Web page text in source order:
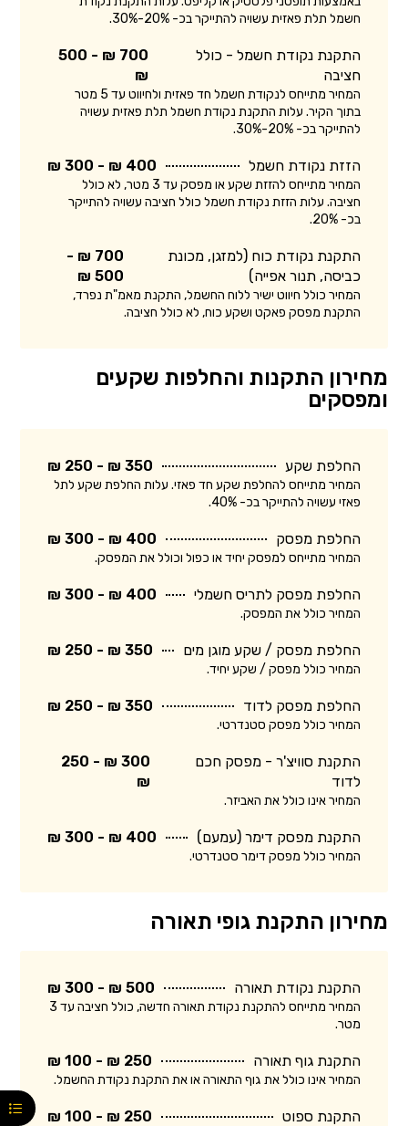
חשמל תלת פאזית עשויה להתייקר בכ- 20%-30%.
התקנת נקודת חשמל - כולל
חציבה
700 ₪ - 500
₪
המחיר מתייחס לנקודת חשמל חד פאזית ולחיווט עד 5 מטר
בתוך הקיר. עלות התקנת נקודת חשמל תלת פאזית עשויה
להתייקר בכ- 20%-30%.
הזזת נקודת חשמל 400 ₪ - 300 ₪
המחיר מתייחס להזזת שקע או מפסק עד 3 מטר, לא כולל
חציבה. עלות הזזת נקודת חשמל כולל חציבה עשויה להתייקר
בכ- 20%.
התקנת נקודת כוח (למזגן, מכונת
כביסה, תנור אפייה)
700 ₪ -
500 ₪
המחיר כולל חיווט ישיר ללוח החשמל, התקנת מאמ"ת נפרד,
התקנת מפסק פאקט ושקע כוח, לא כולל חציבה.
מחירון התקנות והחלפות שקעים
ומפסקים
החלפת שקע 350 ₪ - 250 ₪
המחיר מתייחס להחלפת שקע חד פאזי. עלות החלפת שקע לתל
פאזי עשויה להתייקר בכ- 40%.
החלפת מפסק 400 ₪ - 300 ₪
המחיר מתייחס למפסק יחיד או כפול וכולל את המפסק.
החלפת מפסק לתריס חשמלי 400 ₪ - 300 ₪
המחיר כולל את המפסק.
החלפת מפסק / שקע מוגן מים 350 ₪ - 250 ₪
המחיר כולל מפסק / שקע יחיד.
החלפת מפסק לדוד 350 ₪ - 250 ₪
המחיר כולל מפסק סטנדרטי.
התקנת סוויצ'ר - מפסק חכם
לדוד
300 ₪ - 250
₪
המחיר אינו כולל את האביזר.
התקנת מפסק דימר (עמעם) 400 ₪ - 300 ₪
המחיר כולל מפסק דימר סטנדרטי.
מחירון התקנת גופי תאורה
התקנת נקודת תאורה 500 ₪ - 300 ₪
המחיר מתייחס להתקנת נקודת תאורה חדשה, כולל חציבה עד 3
מטר.
התקנת גוף תאורה 250 ₪ - 100 ₪
המחיר אינו כולל את גוף התאורה או את התקנת נקודת החשמל.
התקנת ספוט 250 ₪ - 100 ₪